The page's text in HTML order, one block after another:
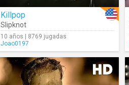
Killpop
Slipknot
10 años | 8769 jugadas
Joao0197